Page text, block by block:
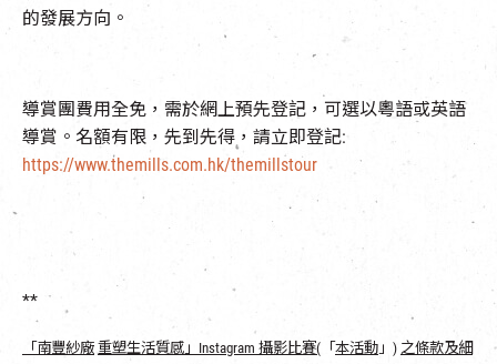
的發展方向。
導賞團費用全免，需於網上預先登記，可選以粵語或英語
導賞。名額有限，先到先得，請立即登記:
https://www.themills.com.hk/themillstour
**
「南豐紗廠 重塑生活質感」 Instagram 攝影比賽( 「本活動 」 ) 之條款及細